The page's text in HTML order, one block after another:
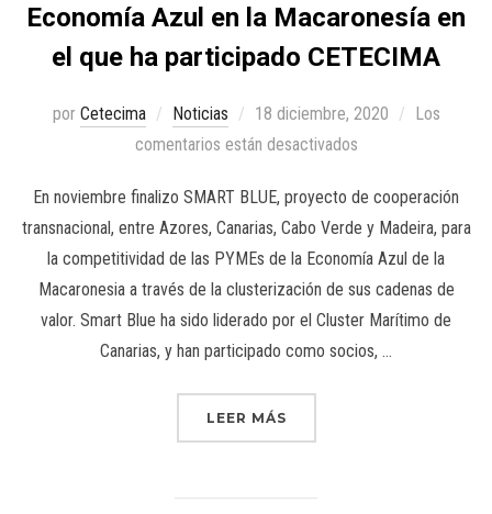
Economía Azul en la Macaronesía en
el que ha participado CETECIMA
por Cetecima Noticias 18 diciembre, 2020
Los
comentarios están desactivados
En noviembre finalizo SMART BLUE, proyecto de cooperación
transnacional, entre Azores, Canarias, Cabo Verde y Madeira, para
la competitividad de las PYMEs de la Economía Azul de la
Macaronesia a través de la clusterización de sus cadenas de
valor. Smart Blue ha sido liderado por el Cluster Marítimo de
Canarias, y han participado como socios, …
LEER MÁS